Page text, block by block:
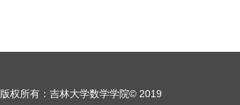
版权所有：吉林大学数学学院© 2019